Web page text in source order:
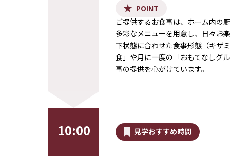
POINT
ご提供するお食事は、ホーム内の
多彩なメニューを用意し、日々お
下状態に合わせた食事形態（キザ
食」や月に一度の「おもてなしグ
事の提供を心がけています。
10:00 見学おすすめ時間